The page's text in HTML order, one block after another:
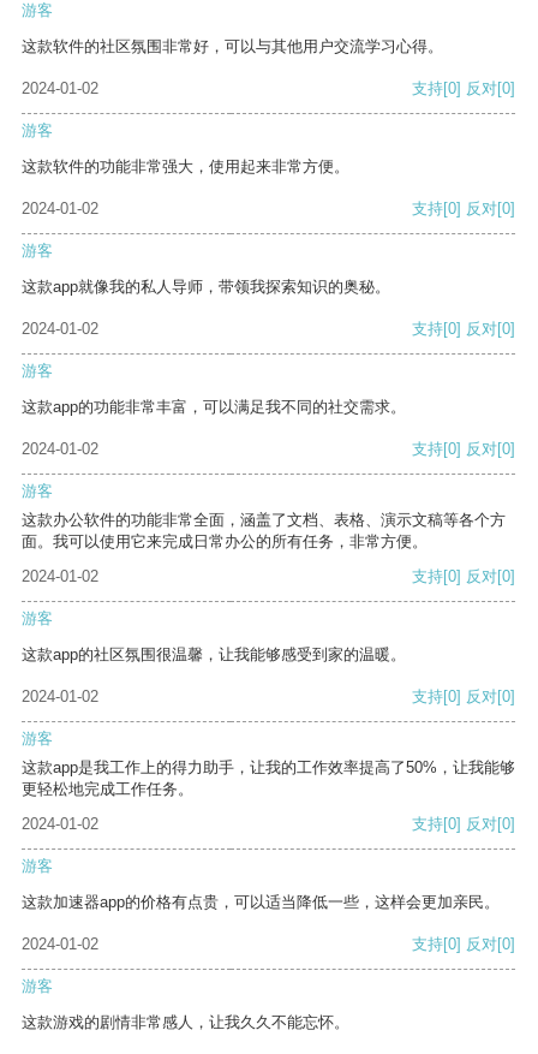
游客
这款软件的社区氛围非常好，可以与其他用户交流学习心得。
2024-01-02 支持[0] 反对[0]
游客
这款软件的功能非常强大，使用起来非常方便。
2024-01-02 支持[0] 反对[0]
游客
这款app就像我的私人导师，带领我探索知识的奥秘。
2024-01-02 支持[0] 反对[0]
游客
这款app的功能非常丰富，可以满足我不同的社交需求。
2024-01-02 支持[0] 反对[0]
游客
这款办公软件的功能非常全面，涵盖了文档、表格、演示文稿等各个方
面。我可以使用它来完成日常办公的所有任务，非常方便。
2024-01-02
支持[0] 反对[0]
游客
这款app的社区氛围很温馨，让我能够感受到家的温暖。
2024-01-02 支持[0] 反对[0]
游客
这款app是我工作上的得力助手，让我的工作效率提高了50%，让我能够
更轻松地完成工作任务。
2024-01-02
支持[0] 反对[0]
游客
这款加速器app的价格有点贵，可以适当降低一些，这样会更加亲民。
2024-01-02 支持[0] 反对[0]
游客
这款游戏的剧情非常感人，让我久久不能忘怀。